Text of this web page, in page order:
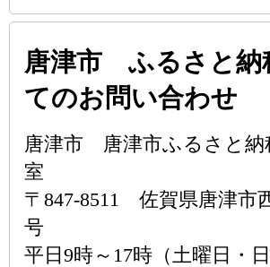
唐津市 ふるさと納
てのお問い合わせ
唐津市 唐津市ふるさと納
室
〒847-8511 佐賀県唐津市
号
平日9時～17時（土曜日・